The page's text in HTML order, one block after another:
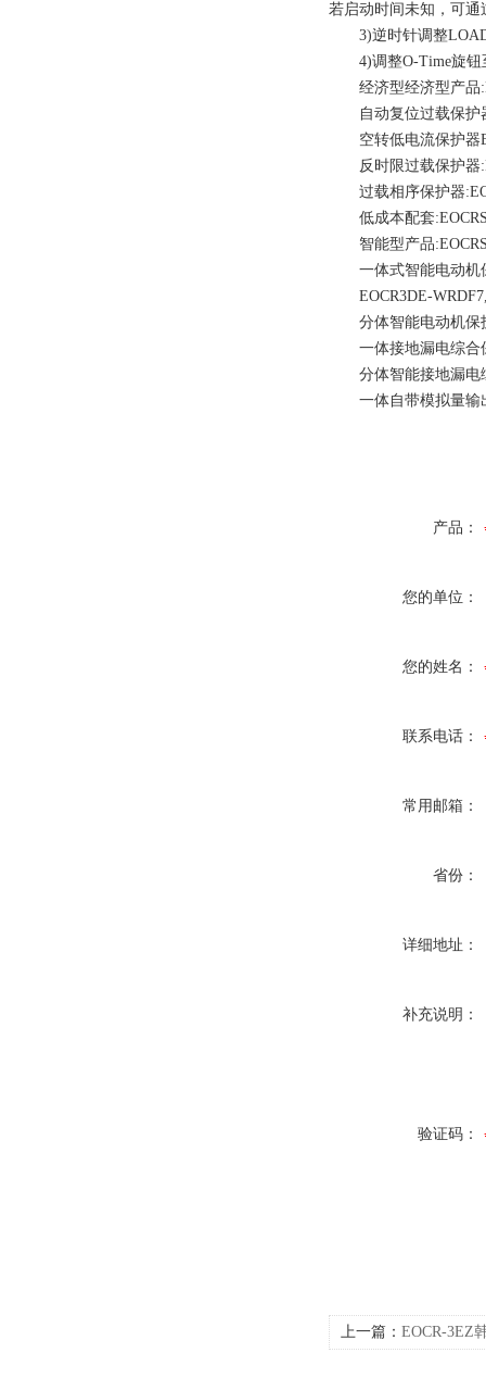
若启动时间未知，可
3)逆时针调整LOAD
4)调整O-Time旋钮
经济型经济型产品
自动复位过载保护器
空转低电流保护器
反时限过载保护器
过载相序保护器
低成本配套
智能型产品
一体式智能电动机保
EOCR3DE-
分体智能电动机保护
一体接地漏电综合保
分体智能接地漏电综
一体自带模拟量输
产品：
您的单位：
您的姓名：
联系电话：
常用邮箱：
省份：
详细地址：
补充说明：
验证码：
上一篇： EOCR-3EZ